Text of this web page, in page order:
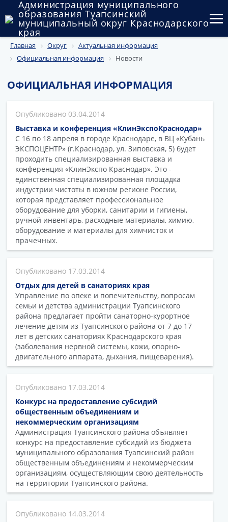
Администрация муниципального
образования Туапсинский
муниципальный округ Краснодарского
края
Округ
Муниципальные закупки
Государственный и муниципальный контроль
Муниципальное имущество
Публичные слушания и общественные обсуждения
Документы
Главная Округ
Актуальная информация
Официальная информация
Новости
ОФИЦИАЛЬНАЯ ИНФОРМАЦИЯ
03.04.2014
Выставка и конференция «КлинЭкспоКраснодар»
С 16 по 18 апреля в городе Краснодаре, в ВЦ «Кубань
ЭКСПОЦЕНТР» (г.Краснодар, ул. Зиповская, 5) будет
проходить специализированная выставка и
конференция «КлинЭкспо Краснодар». Это -
единственная специализированная площадка
индустрии чистоты в южном регионе России,
которая представляет профессиональное
оборудование для уборки, санитарии и гигиены,
ручной инвентарь, расходные материалы, химию,
оборудование и материалы для химчисток и
прачечных.
17.03.2014
Отдых для детей в санаториях края
Управление по опеке и попечительству, вопросам
семьи и детства администрации Туапсинского
района предлагает пройти санаторно-курортное
лечение детям из Туапсинского района от 7 до 17
лет в детских санаториях Краснодарского края
(заболевания нервной системы, кожи, опорно-
двигательного аппарата, дыхания, пищеварения).
17.03.2014
Конкурс на предоставление субсидий
общественным объединениям и
некоммерческим организациям
Администрация Туапсинского района объявляет
конкурс на предоставление субсидий из бюджета
муниципального образования Туапсинский район
общественным объединениям и некоммерческим
организациям, осуществляющим свою деятельность
на территории Туапсинского района.
14.03.2014